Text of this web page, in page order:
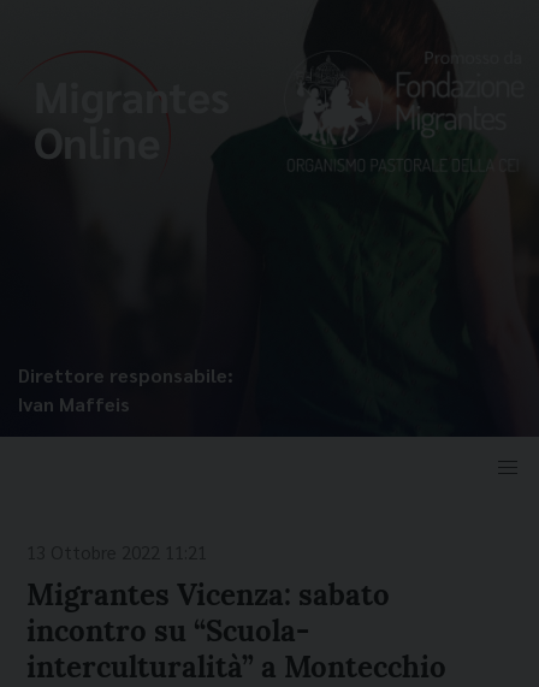
Direttore responsabile:
Ivan Maffeis
Migrantes Vicenza: sabato
incontro su “Scuola-
interculturalità” a Montecchio